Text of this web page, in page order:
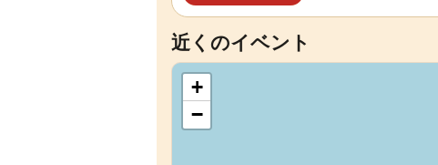
近くのイベント
+
−